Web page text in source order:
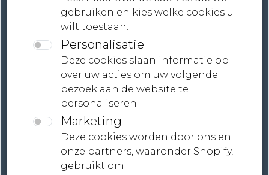
Account
Contact
Neem contact met ons op
Voorwaarden
Juridische informatie
gebruiken en kies welke cookies u
wilt toestaan.
Personalisatie
Deze cookies slaan informatie op
over uw acties om uw volgende
bezoek aan de website te
personaliseren.
Marketing
Deze cookies worden door ons en
onze partners, waaronder Shopify,
gebruikt om